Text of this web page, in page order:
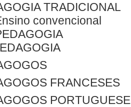
TRADICIONAL
convencional
FRANCESES